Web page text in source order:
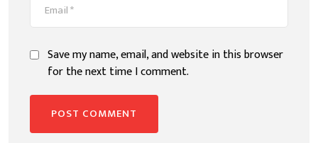
Save my name, email, and website in this browser
for the next time I comment.